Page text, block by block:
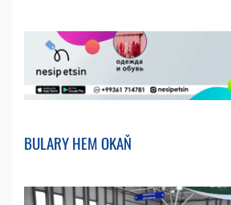
BULARY HEM OKAŇ